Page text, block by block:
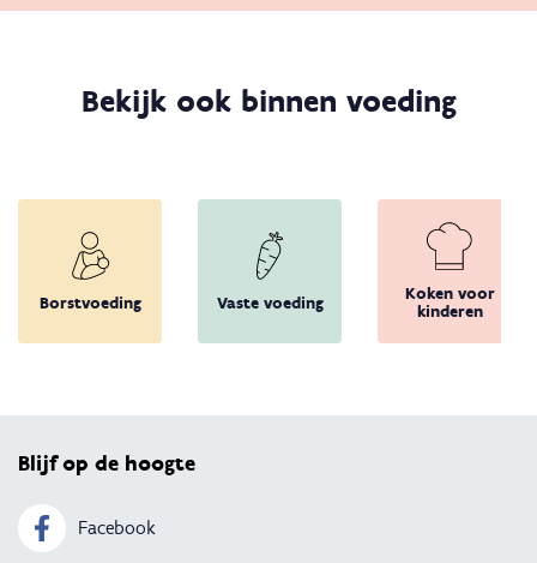
Bekijk ook binnen voeding
Borstvoeding Vaste voeding
Koken voor
kinderen
Blijf op de hoogte
Facebook